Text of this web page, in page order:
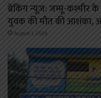
ब्रेकिंग न्यूज़: जम्मू-
युवक की मौत की आशंका,
August 1, 2026